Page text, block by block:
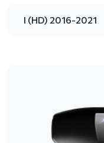
I (HD) 2016-2021